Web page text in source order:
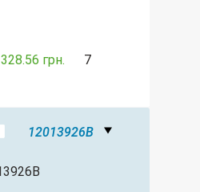
328.56 грн. 7
12013926B